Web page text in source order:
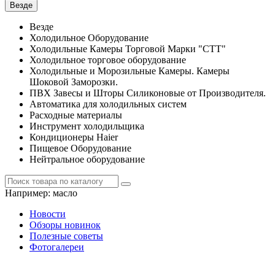
Везде
Везде
Холодильное Оборудование
Холодильные Камеры Торговой Марки "СТТ"
Холодильное торговое оборудование
Холодильные и Морозильные Камеры. Камеры
Шоковой Заморозки.
ПВХ Завесы и Шторы Силиконовые от Производителя.
Автоматика для холодильных систем
Расходные материалы
Инструмент холодильщика
Кондиционеры Haier
Пищевое Оборудование
Нейтральное оборудование
Например: масло
Новости
Обзоры новинок
Полезные советы
Фотогалереи